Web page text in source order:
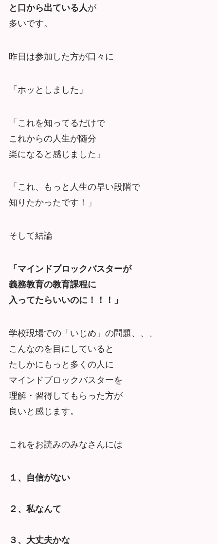
と口から出ている人が
多いです。
昨日は参加した方が口々に
「ホッとしました」
「これを知ってるだけで
これからの人生が随分
楽になると感じました」
「これ、もっと人生の早い段階で
知りたかったです！」
そして結論
「マインドブロックバスターが
義務教育の教育課程に
入ってたらいいのに！！！」
学校現場での「いじめ」の問題、、、
こんなのを目にしていると
たしかにもっと多くの人に
マインドブロックバスターを
理解・習得してもらった方が
良いと感じます。
これをお読みのみなさんには
１、自信がない
２、私なんて
３、大丈夫かな